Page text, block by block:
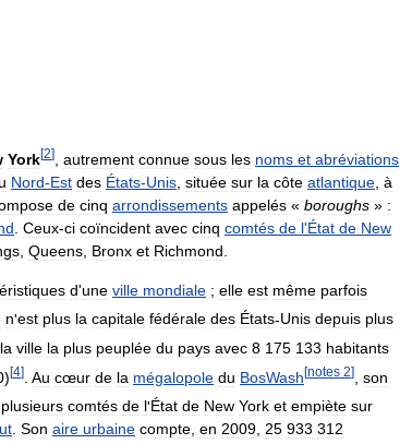
York[2] autrement connue sous les noms et abréviations
Nord-Est des États-Unis située sur la côte atlantique à
de cinq arrondissements appelés « boroughs » :
Ceux-ci coïncident avec cinq comtés de l'État de New
Queens Bronx et Richmond
d'une ville mondiale ; elle est même parfois
n'est plus la capitale fédérale des États-Unis depuis plus
la ville la plus peuplée du pays avec 8 175 133 habitants
)[4] Au cœur de la mégalopole du BosWash[notes 2]
son
plusieurs comtés de l'État de New York et empiète sur
. Son aire urbaine compte, en 2009, 25 933 312